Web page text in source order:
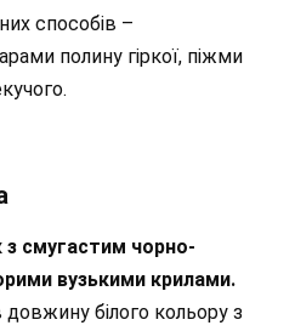
способів –
полину гіркої, піжми
з смугастим чорно-
вузькими крилами.
білого кольору з